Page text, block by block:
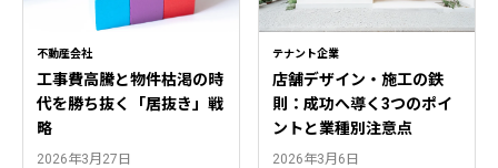
閉じる
不動産会社
工事費高騰と物件枯渇の時
代を勝ち抜く「居抜き」戦
略
2026年3月27日
テナント企業
店舗デザイン・施工の鉄
則：成功へ導く3つのポイ
ントと業種別注意点
2026年3月6日